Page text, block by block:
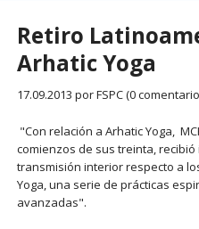
Retiro
Arhatic Yoga
17.09.2013 por FSPC (0
"Con relación a Arhatic Yoga,
comienzos de sus treinta,
transmisión interior respecto a
Yoga, una serie de prácticas
avanzadas".